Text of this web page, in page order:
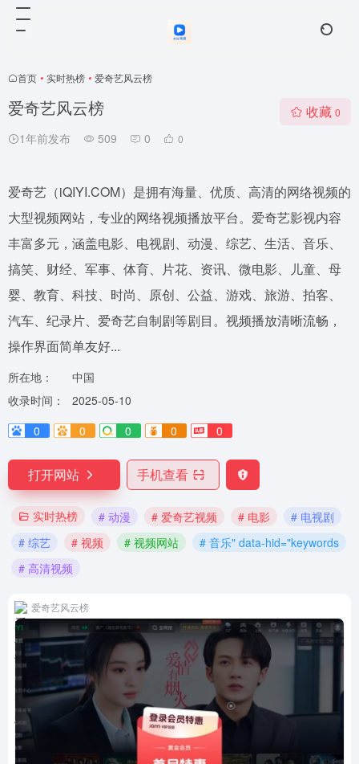
首页 • 实时热榜 • 爱奇艺风云榜
爱奇艺风云榜
1年前发布 509 0 0
收藏 0
爱奇艺（iQIYI.COM）是拥有海量、优质、高清的网络视频的
大型视频网站，专业的网络视频播放平台。爱奇艺影视内容
丰富多元，涵盖电影、电视剧、动漫、综艺、生活、音乐、
搞笑、财经、军事、体育、片花、资讯、微电影、儿童、母
婴、教育、科技、时尚、原创、公益、游戏、旅游、拍客、
汽车、纪录片、爱奇艺自制剧等剧目。视频播放清晰流畅，
操作界面简单友好...
所在地：
中国
收录时间：
2025-05-10
0
0 0 0 0
打开网站 手机查看
实时热榜 # 动漫 # 爱奇艺视频 # 电影
# 电视剧
# 综艺
# 视频 # 视频网站
# 音乐" data-hid="keywords
# 高清视频
爱奇艺风云榜